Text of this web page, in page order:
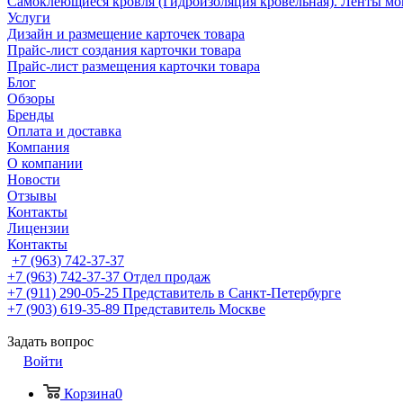
Услуги
Дизайн и размещение карточек товара
Прайс-лист создания карточки товара
Прайс-лист размещения карточки товара
Блог
Обзоры
Бренды
Оплата и доставка
Компания
О компании
Новости
Отзывы
Контакты
Лицензии
Контакты
+7 (963) 742-37-37
+7 (963) 742-37-37 Отдел продаж
+7 (911) 290-05-25 Представитель в Санкт-Петербурге
+7 (903) 619-35-89 Представитель Москве
Задать вопрос
Войти
Корзина0